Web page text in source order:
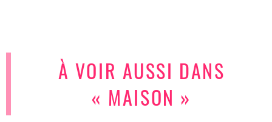
À VOIR AUSSI DANS
« MAISON »